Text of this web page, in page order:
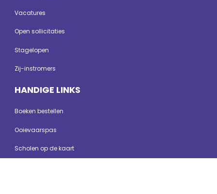
Vacatures
Open sollicitaties
Stagelopen
Zij-instromers
HANDIGE LINKS
Boeken bestellen
Ooievaarspas
Scholen op de kaart